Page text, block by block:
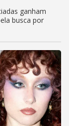
ganham
busca por